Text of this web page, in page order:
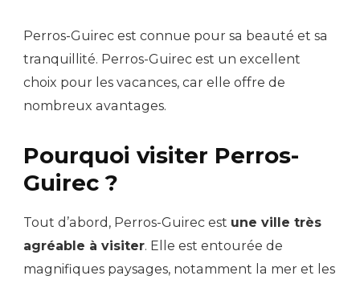
Perros-Guirec est connue pour sa beauté et sa
tranquillité. Perros-Guirec est un excellent
choix pour les vacances, car elle offre de
nombreux avantages.
Pourquoi visiter Perros-
Guirec ?
Tout d’abord, Perros-Guirec est une ville très
agréable à visiter. Elle est entourée de
magnifiques paysages, notamment la mer et les